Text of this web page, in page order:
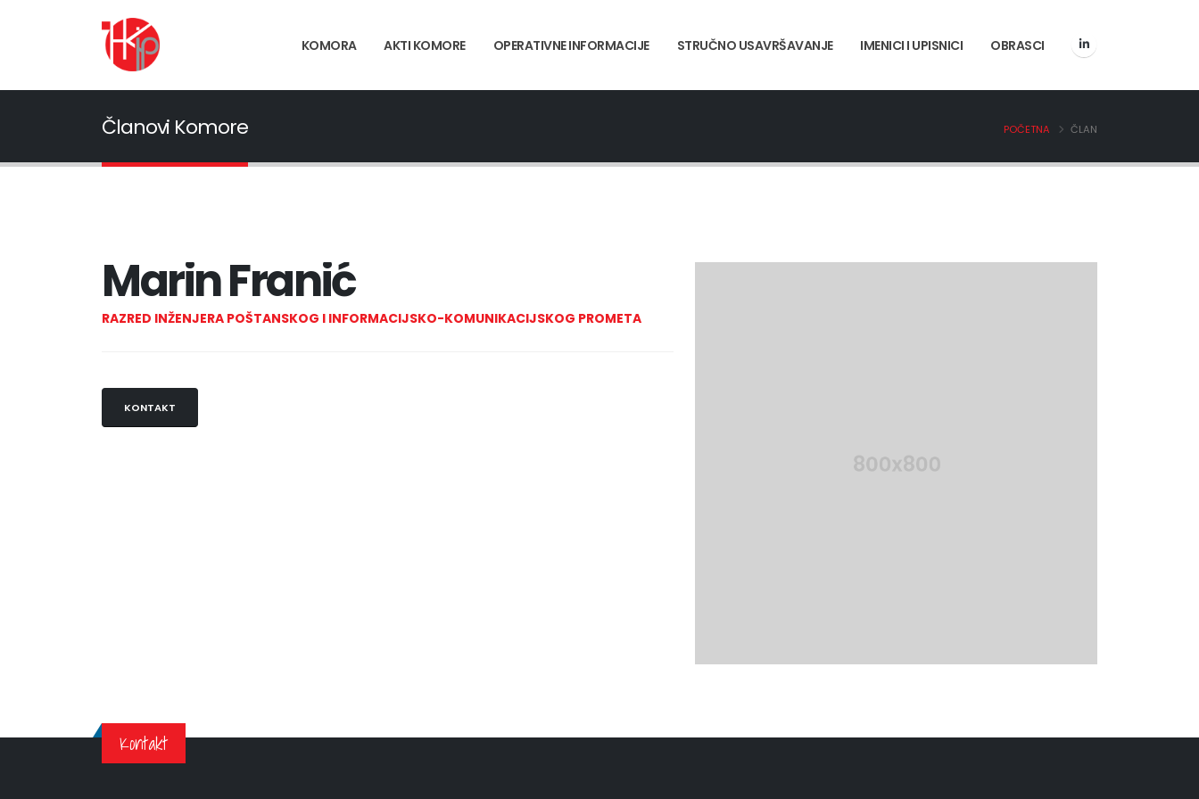
KOMORA AKTI KOMORE OPERATIVNE INFORMACIJE STRUČNO USAVRŠAVANJE IMENICI I UPISNICI OBRASCI
Članovi Komore POČETNA ČLAN
Marin Franić
RAZRED INŽENJERA POŠTANSKOG I INFORMACIJSKO-KOMUNIKACIJSKOG PROMETA
KONTAKT
Kontakt